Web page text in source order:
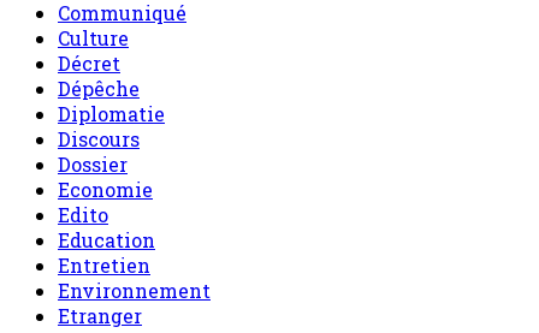
Communiqué
Culture
Décret
Dépêche
Diplomatie
Discours
Dossier
Economie
Edito
Education
Entretien
Environnement
Etranger